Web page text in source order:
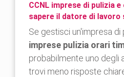
CCNL imprese di pulizia
sapere il datore di
Se gestisci un'impresa di
imprese pulizia orari
probabilmente uno degli
trovi meno risposte